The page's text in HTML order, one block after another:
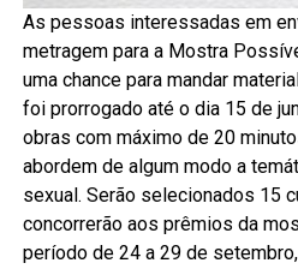
As pessoas interessadas em
metragem para a Mostra
uma chance para mandar
foi prorrogado até o dia 15 de
obras com máximo de 20
abordem de algum modo a
sexual. Serão selecionados 15
concorrerão aos prêmios da
período de 24 a 29 de